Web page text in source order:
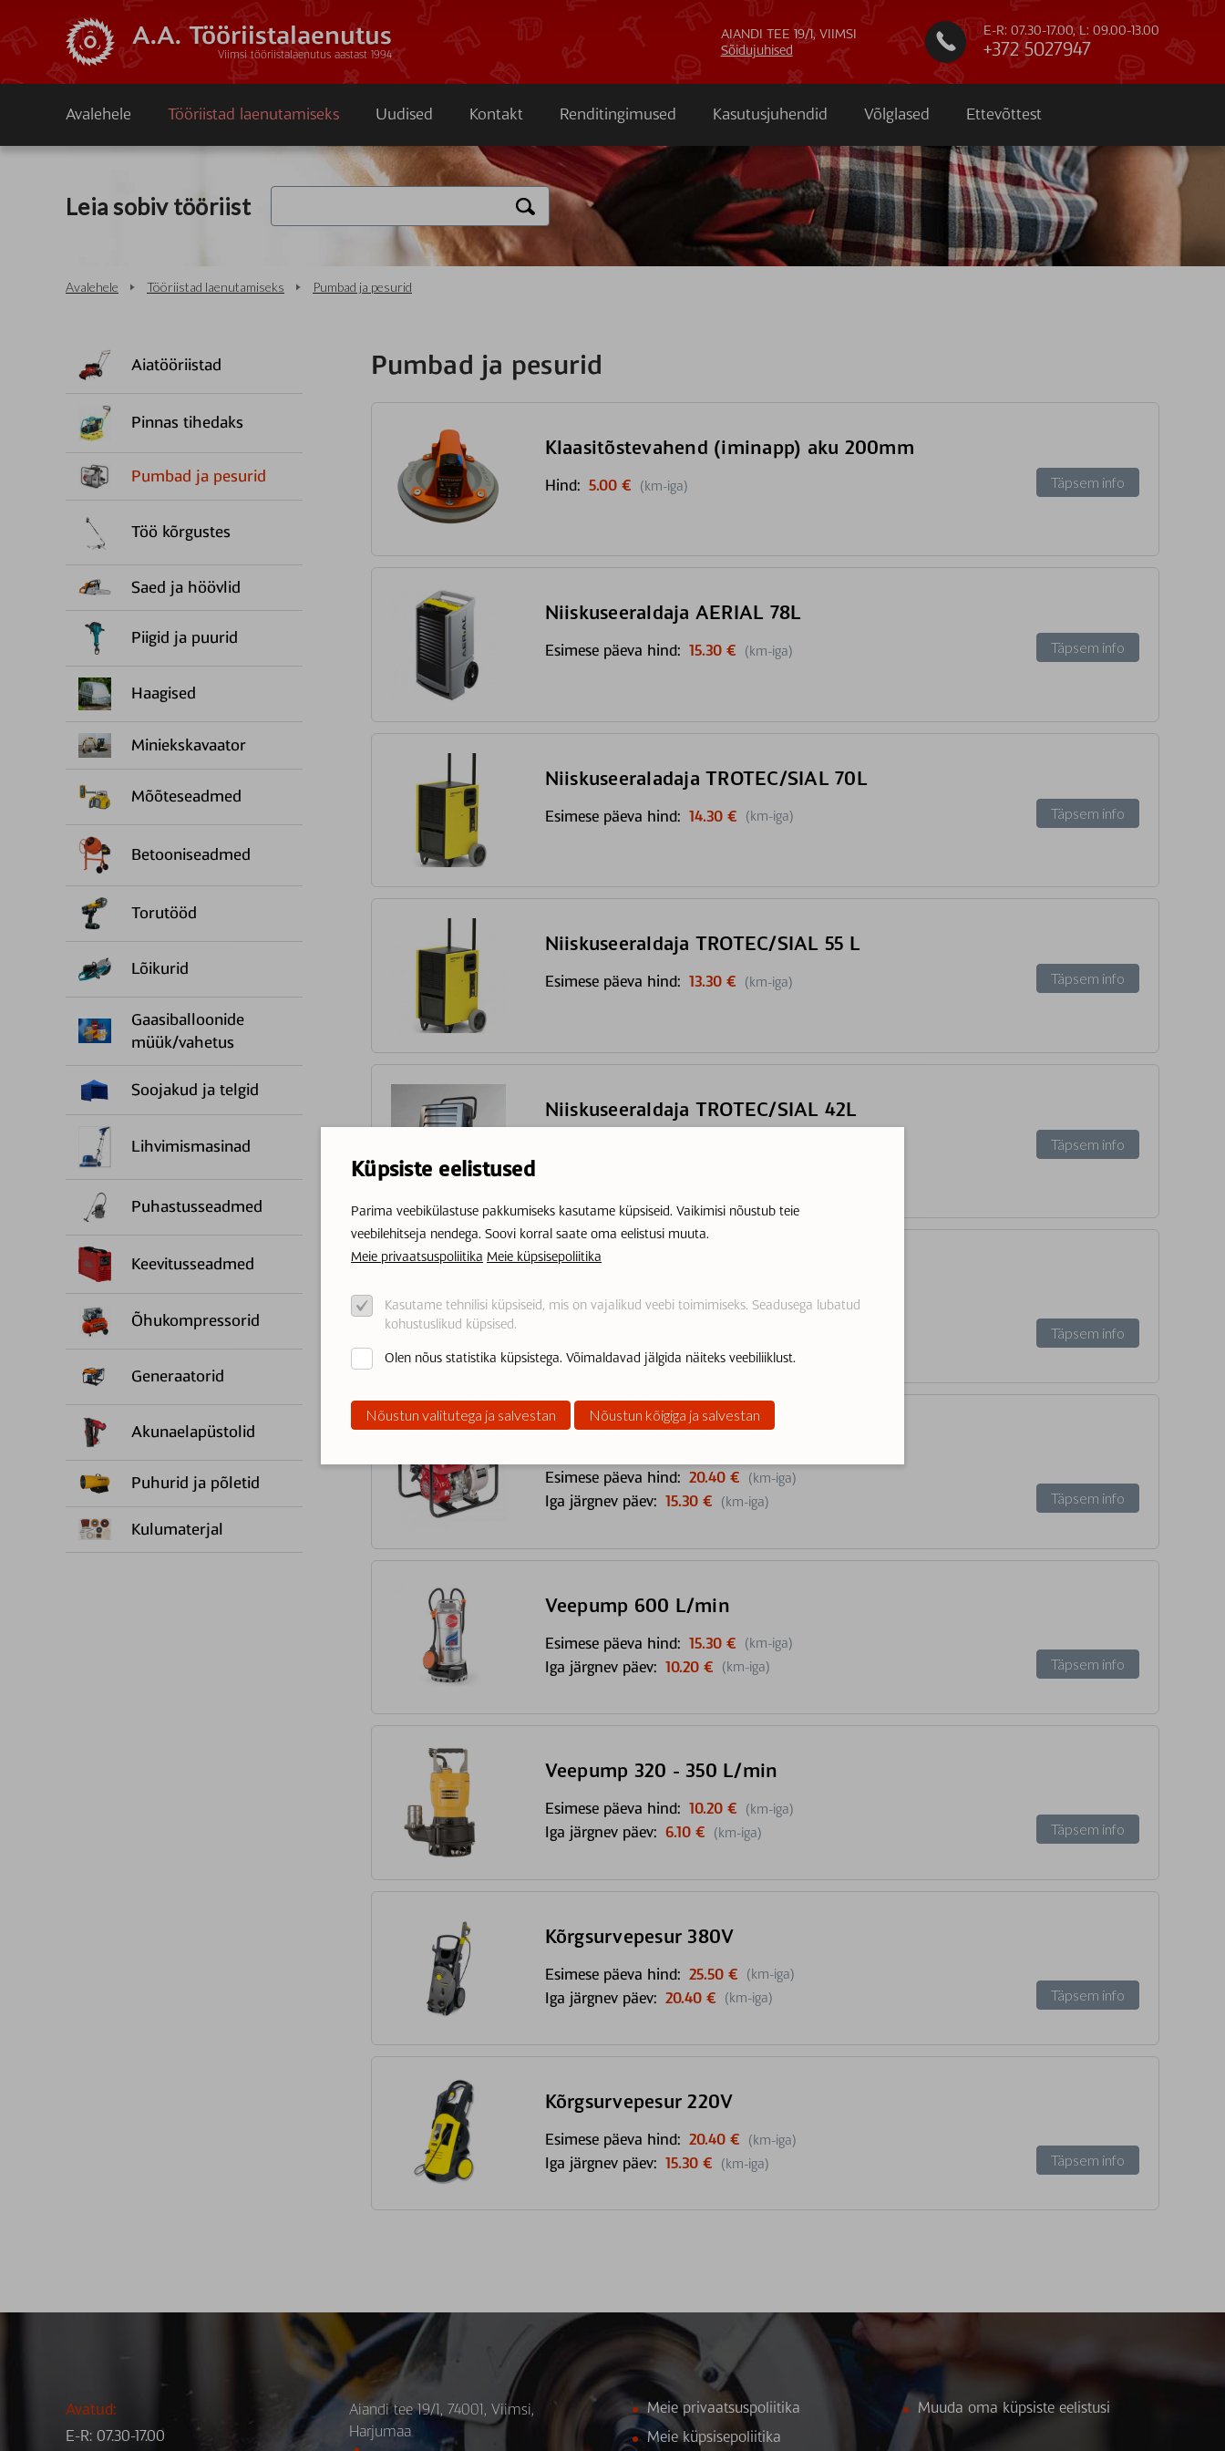
Küpsiste eelistused
Parima veebikülastuse pakkumiseks kasutame küpsiseid. Vaikimisi nõustub teie
veebilehitseja nendega. Soovi korral saate oma eelistusi muuta.
Meie privaatsuspoliitika Meie küpsisepoliitika
Kasutame tehnilisi küpsiseid, mis on vajalikud veebi toimimiseks. Seadusega lubatud
kohustuslikud küpsised.
Olen nõus statistika küpsistega. Võimaldavad jälgida näiteks veebiliiklust.
Nõustun valitutega ja salvestan Nõustun kõigiga ja salvestan
A.A. Tööriistalaenutus
Viimsi tööriistalaenutus aastast 1994
AIANDI TEE 19/1, VIIMSI
Sõidujuhised
 E-R: 07.30-17.00, L: 09.00-13.00
+372 5027947
Avalehele Tööriistad laenutamiseks Uudised Kontakt Renditingimused Kasutusjuhendid Võlglased Ettevõttest
Leia sobiv tööriist
Avalehele Tööriistad laenutamiseks Pumbad ja pesurid
Aiatööriistad
Pinnas tihedaks
Pumbad ja pesurid
Töö kõrgustes
Saed ja höövlid
Piigid ja puurid
Haagised
Miniekskavaator
Mõõteseadmed
Betooniseadmed
Torutööd
Lõikurid
Gaasiballoonide
müük/vahetus
Soojakud ja telgid
Lihvimismasinad
Puhastusseadmed
Keevitusseadmed
Õhukompressorid
Generaatorid
Akunaelapüstolid
Puhurid ja põletid
Kulumaterjal
Pumbad ja pesurid
Klaasitõstevahend (iminapp) aku 200mm
Hind: 5.00 € (km-iga) Täpsem info
Niiskuseeraldaja AERIAL 78L
Esimese päeva hind: 15.30 € (km-iga) Täpsem info
Niiskuseeraladaja TROTEC/SIAL 70L
Esimese päeva hind: 14.30 € (km-iga) Täpsem info
Niiskuseeraldaja TROTEC/SIAL 55 L
Esimese päeva hind: 13.30 € (km-iga) Täpsem info
Niiskuseeraldaja TROTEC/SIAL 42L
Täpsem info
Esimese päeva hind: 14.30 € (km-iga)
Täpsem info
Esimese päeva hind: 20.40 € (km-iga)
Iga järgnev päev: 15.30 € (km-iga) Täpsem info
Veepump 600 L/min
Esimese päeva hind: 15.30 € (km-iga)
Iga järgnev päev: 10.20 € (km-iga) Täpsem info
Veepump 320 - 350 L/min
Esimese päeva hind: 10.20 € (km-iga)
Iga järgnev päev: 6.10 € (km-iga) Täpsem info
Kõrgsurvepesur 380V
Esimese päeva hind: 25.50 € (km-iga)
Iga järgnev päev: 20.40 € (km-iga) Täpsem info
Kõrgsurvepesur 220V
Esimese päeva hind: 20.40 € (km-iga)
Iga järgnev päev: 15.30 € (km-iga) Täpsem info
Avatud:
E-R: 07.30-17.00
Aiandi tee 19/1, 74001, Viimsi,
Harjumaa
Meie privaatsuspoliitika
Meie küpsisepoliitika
Muuda oma küpsiste eelistusi